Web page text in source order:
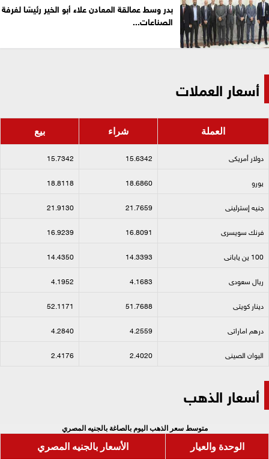
بدر وسط عمالقة المعادن علاء أبو الخير رئيسًا لغرفة
الصناعات...
أسعار العملات
العملة شراء بيع
دولار أمريكى​ 15.6342
15.7342
يورو​ 18.6860
18.8118
جنيه إسترلينى​ 21.7659
21.9130
فرنك سويسرى​ 16.8091
16.9239
100 ين يابانى​ 14.3393
14.4350
ريال سعودى​ 4.1683
4.1952
دينار كويتى​ 51.7688
52.1171
درهم اماراتى​ 4.2559
4.2840
اليوان الصينى​ 2.4020
2.4176
أسعار الذهب
متوسط سعر الذهب اليوم بالصاغة بالجنيه المصري
الوحدة والعيار الأسعار بالجنيه المصري